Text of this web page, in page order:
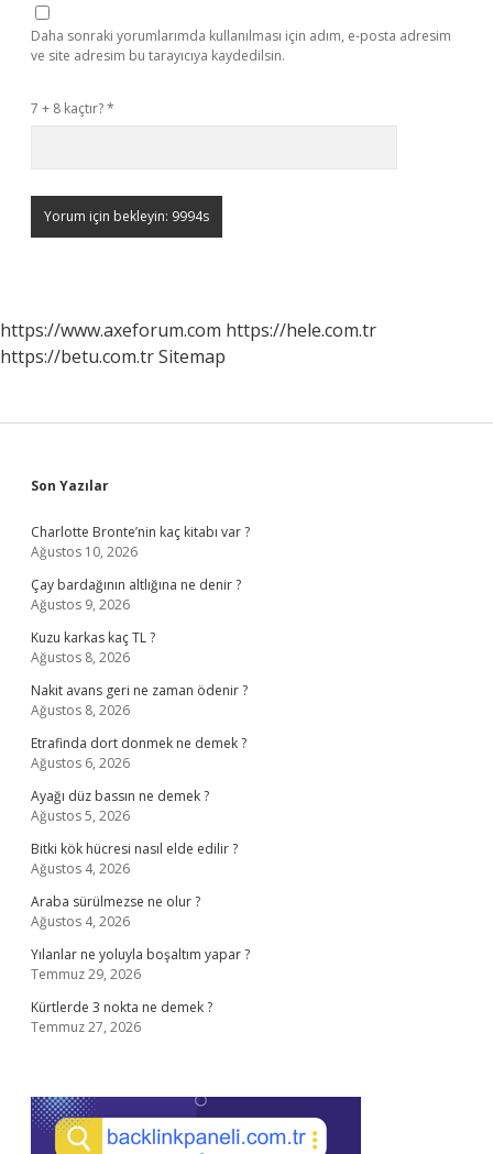
Daha sonraki yorumlarımda kullanılması için adım, e-posta adresim
ve site adresim bu tarayıcıya kaydedilsin.
7 + 8 kaçtır?*
https://www.axeforum.com https://hele.com.tr
https://betu.com.trSitemap
Sidebar
Son Yazılar
Charlotte Bronte’nin kaç kitabı var ?
Ağustos 10, 2026
Çay bardağının altlığına ne denir ?
Ağustos 9, 2026
Kuzu karkas kaç TL ?
Ağustos 8, 2026
Nakit avans geri ne zaman ödenir ?
Ağustos 8, 2026
Etrafinda dort donmek ne demek ?
Ağustos 6, 2026
Ayağı düz bassın ne demek ?
Ağustos 5, 2026
Bitki kök hücresi nasıl elde edilir ?
Ağustos 4, 2026
Araba sürülmezse ne olur ?
Ağustos 4, 2026
Yılanlar ne yoluyla boşaltım yapar ?
Temmuz 29, 2026
Kürtlerde 3 nokta ne demek ?
Temmuz 27, 2026